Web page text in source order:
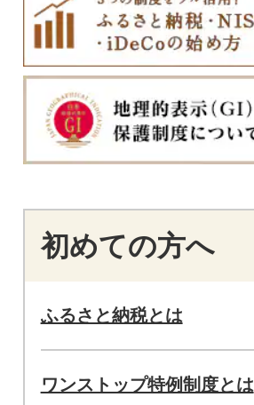
初めての方へ
ふるさと納税とは
ワンストップ特例制度とは